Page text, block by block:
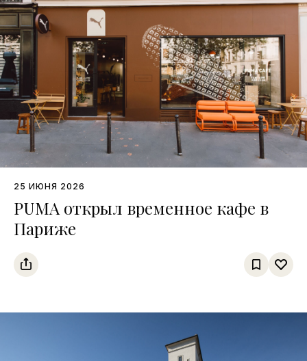
25 ИЮНЯ 2026
PUMA открыл временное кафе в
Париже